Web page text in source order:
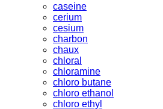
caseine
cerium
cesium
charbon
chaux
chloral
chloramine
chloro butane
chloro ethanol
chloro ethyl